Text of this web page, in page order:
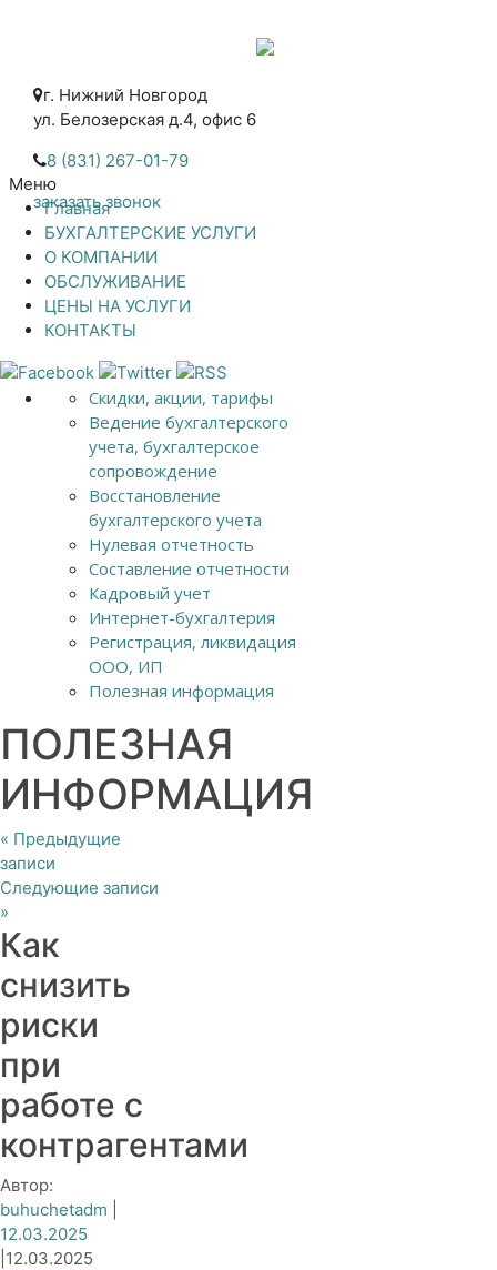
г. Нижний Новгород
ул. Белозерская д.4, офис 6
8 (831) 267-01-79
заказать звонок
Меню
Главная
БУХГАЛТЕРСКИЕ УСЛУГИ
О КОМПАНИИ
ОБСЛУЖИВАНИЕ
ЦЕНЫ НА УСЛУГИ
КОНТАКТЫ
Скидки, акции, тарифы
Ведение бухгалтерского
учета, бухгалтерское
сопровождение
Восстановление
бухгалтерского учета
Нулевая отчетность
Составление отчетности
Кадровый учет
Интернет-бухгалтерия
Регистрация, ликвидация
ООО, ИП
Полезная информация
ПОЛЕЗНАЯ
ИНФОРМАЦИЯ
« Предыдущие
записи
Следующие записи
»
Как
снизить
риски
при
работе с
контрагентами
Автор:
buhuchetadm
12.03.2025
12.03.2025